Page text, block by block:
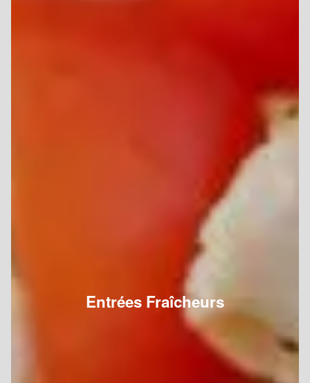
Entrées Fraîcheurs